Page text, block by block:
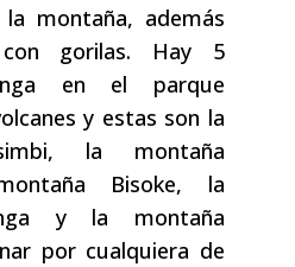
montaña, además
gorilas. Hay 5
en el parque
y estas son la
la montaña
Bisoke, la
y la montaña
por cualquiera de